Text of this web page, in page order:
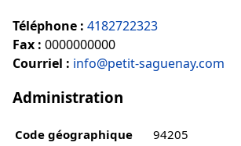
Téléphone : 4182722323
Fax : 0000000000
Courriel : info@petit-saguenay.com
Administration
Code géographique
94205